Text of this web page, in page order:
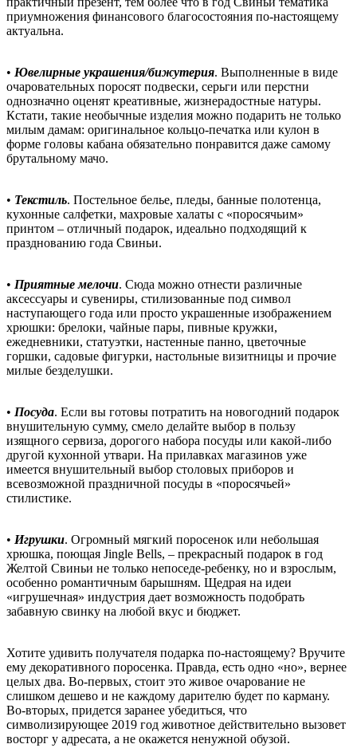
приумножения финансового благосостояния по-настоящему
актуальна.
• Ювелирные украшения/бижутерия. Выполненные в виде
очаровательных поросят подвески, серьги или перстни
однозначно оценят креативные, жизнерадостные натуры.
Кстати, такие необычные изделия можно подарить не только
милым дамам: оригинальное кольцо-печатка или кулон в
форме головы кабана обязательно понравится даже самому
брутальному мачо.
• Текстиль. Постельное белье, пледы, банные полотенца,
кухонные салфетки, махровые халаты с «поросячьим»
принтом – отличный подарок, идеально подходящий к
празднованию года Свиньи.
• Приятные мелочи. Сюда можно отнести различные
аксессуары и сувениры, стилизованные под символ
наступающего года или просто украшенные изображением
хрюшки: брелоки, чайные пары, пивные кружки,
ежедневники, статуэтки, настенные панно, цветочные
горшки, садовые фигурки, настольные визитницы и прочие
милые безделушки.
• Посуда. Если вы готовы потратить на новогодний подарок
внушительную сумму, смело делайте выбор в пользу
изящного сервиза, дорогого набора посуды или какой-либо
другой кухонной утвари. На прилавках магазинов уже
имеется внушительный выбор столовых приборов и
всевозможной праздничной посуды в «поросячьей»
стилистике.
• Игрушки. Огромный мягкий поросенок или небольшая
хрюшка, поющая Jingle Bells, – прекрасный подарок в год
Желтой Свиньи не только непоседе-ребенку, но и взрослым,
особенно романтичным барышням. Щедрая на идеи
«игрушечная» индустрия дает возможность подобрать
забавную свинку на любой вкус и бюджет.
Хотите удивить получателя подарка по-настоящему? Вручите
ему декоративного поросенка. Правда, есть одно «но», вернее
целых два. Во-первых, стоит это живое очарование не
слишком дешево и не каждому дарителю будет по карману.
Во-вторых, придется заранее убедиться, что
символизирующее 2019 год животное действительно вызовет
восторг у адресата, а не окажется ненужной обузой.